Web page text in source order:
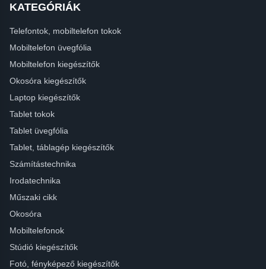
KATEGÓRIÁK
Telefontok, mobiltelefon tokok
Mobiltelefon üvegfólia
Mobiltelefon kiegészítők
Okosóra kiegészítők
Laptop kiegészítők
Tablet tokok
Tablet üvegfólia
Tablet, táblagép kiegészítők
Számítástechnika
Irodatechnika
Műszaki cikk
Okosóra
Mobiltelefonok
Stúdió kiegészítők
Fotó, fényképező kiegészítők